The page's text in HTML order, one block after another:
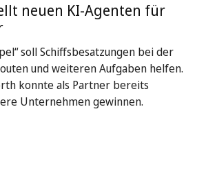
neuen KI-Agenten für
soll Schiffsbesatzungen bei der
und weiteren Aufgaben helfen.
konnte als Partner bereits
Unternehmen gewinnen.